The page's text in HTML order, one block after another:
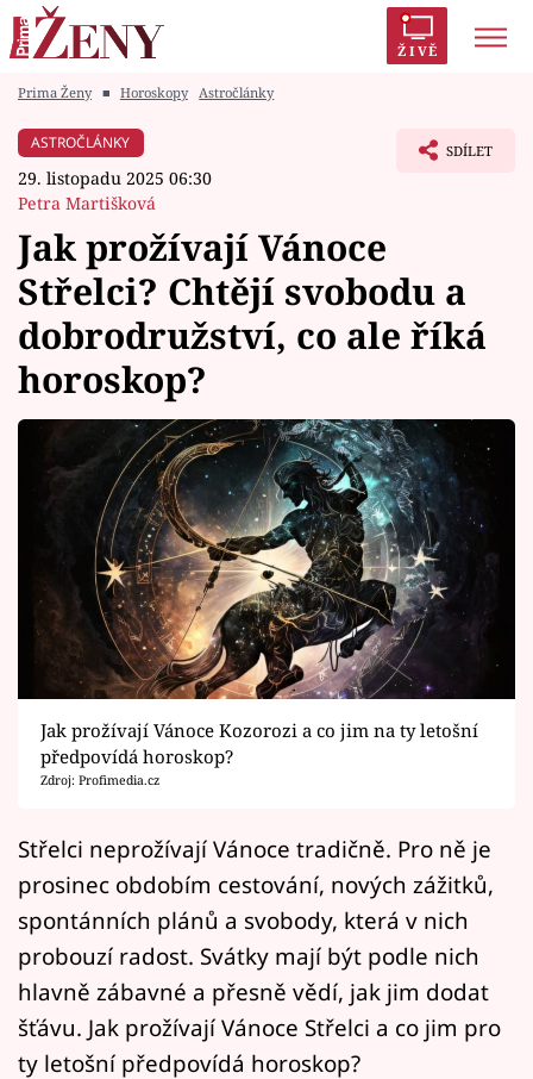
ŽIVĚ
Módní alarm
Témata
Celebrity
Vztahy
Seriály
Horoskopy
Sledujte prima+
Filmový festival Karlovy Vary
Mámy sobě
Přihlášení
Sledujte nás
Prima Ženy ■ Horoskopy Astročlánky
ASTROČLÁNKY
29. listopadu 2025 06:30
Petra Martišková
SDÍLET
Jak prožívají Vánoce
Střelci? Chtějí svobodu a
dobrodružství, co ale říká
horoskop?
Jak prožívají Vánoce Kozorozi a co jim na ty letošní
předpovídá horoskop?
Zdroj: Profimedia.cz
Střelci neprožívají Vánoce tradičně. Pro ně je
prosinec obdobím cestování, nových zážitků,
spontánních plánů a svobody, která v nich
probouzí radost. Svátky mají být podle nich
hlavně zábavné a přesně vědí, jak jim dodat
šťávu. Jak prožívají Vánoce Střelci a co jim pro
ty letošní předpovídá horoskop?